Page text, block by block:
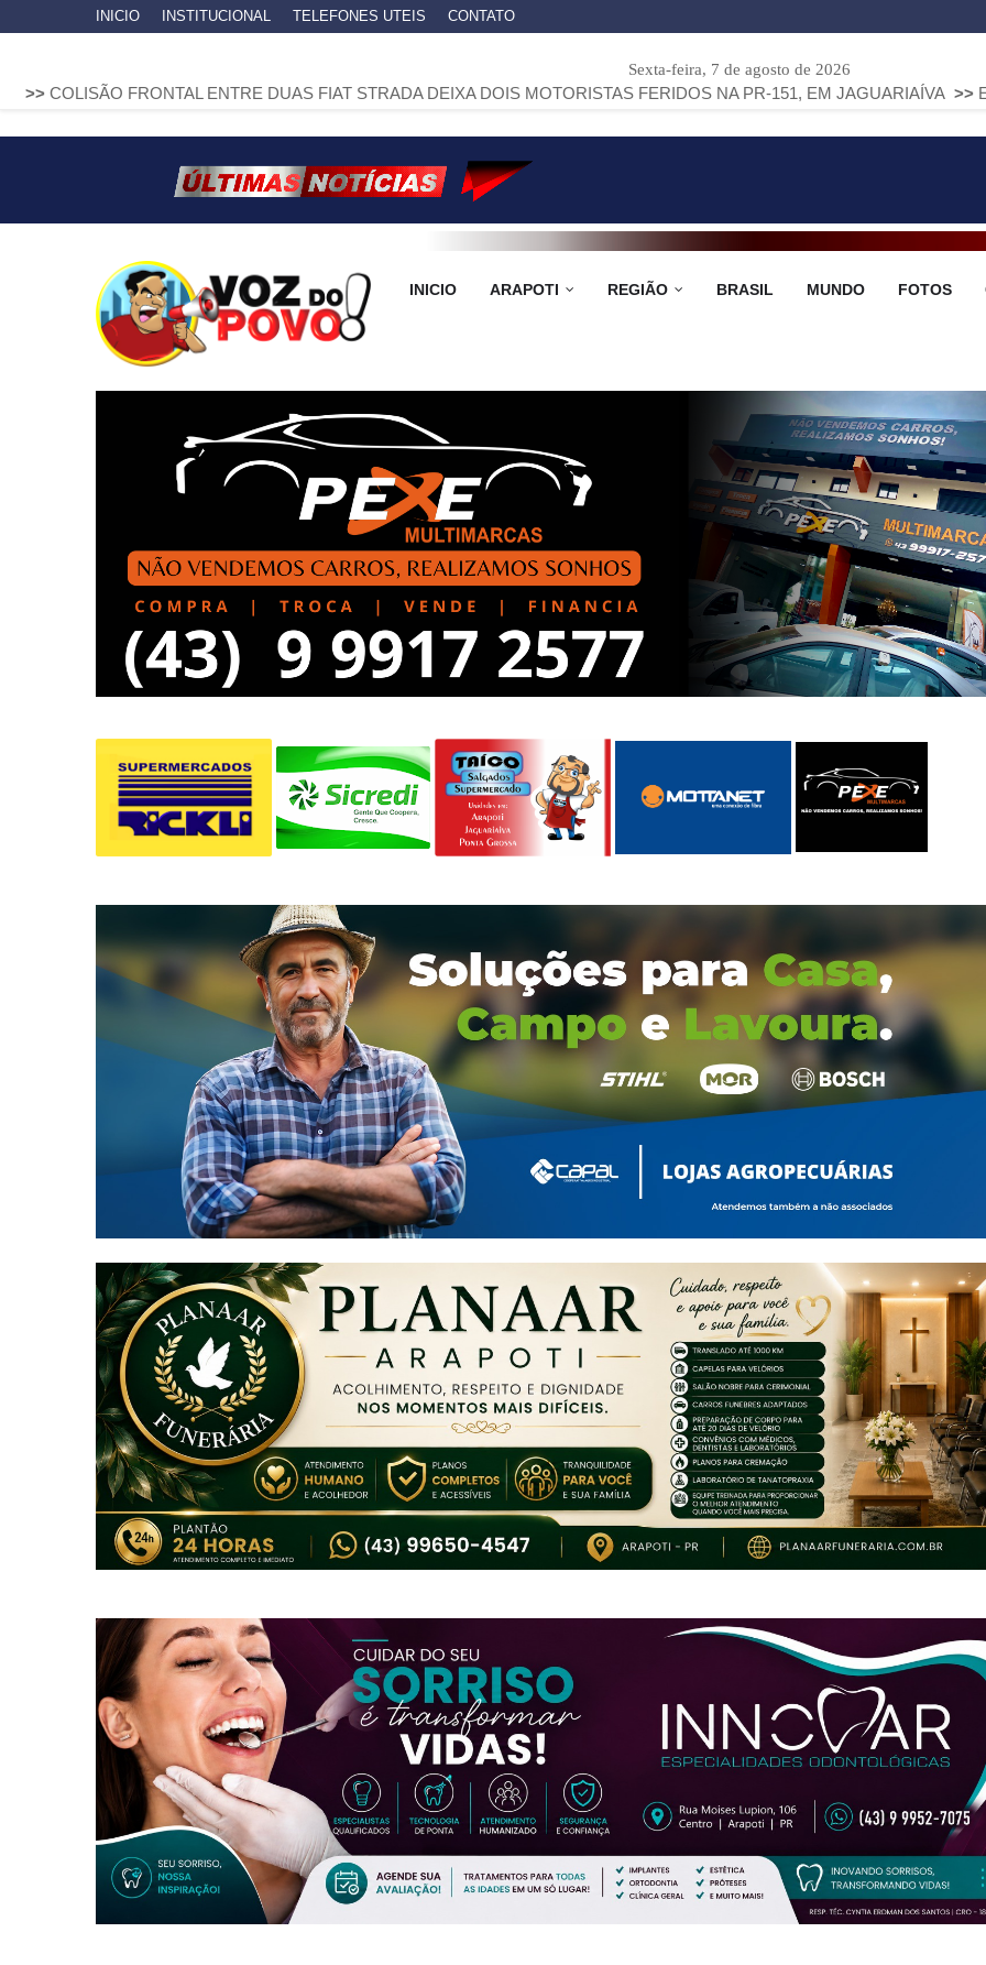
INICIO INSTITUCIONAL TELEFONES UTEIS CONTATO
Sexta-feira, 7 de agosto de 2026
FRONTAL ENTRE DUAS FIAT STRADA DEIXA DOIS MOTORISTAS FERIDOS NA PR-151, EM JAGUARIAÍVA >> EDUCAÇÃO
INICIO ARAPOTI REGIÃO BRASIL MUNDO FOTOS